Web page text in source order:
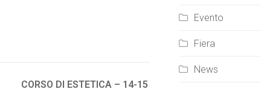
CORSO DI ESTETICA – 14-15
Evento
Fiera
News